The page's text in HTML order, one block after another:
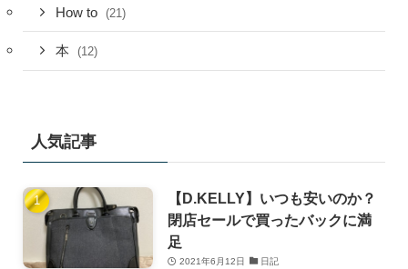
How to (21)
本 (12)
人気記事
【D.KELLY】いつも安いのか？
閉店セールで買ったバックに満
足
2021年6月12日 日記